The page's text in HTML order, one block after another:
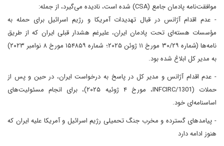
موافقت‌نامه پادمان‌ جامع (CSA) شده است، نادیده می‌گیرد، از جمله:
- عدم اقدام آژانس در قبال تهدیدات آمریکا و رژیم اسرائیل برای حمله به
مؤسسات هسته‌ای تحت پادمان ایران، علیرغم هشدار قبلی ایران که از طریق
نامه‌ها (شماره ۳۰/۲۹ مورخ ۱۱ ژوئن ۲۰۲۵؛ شماره ۱۵۴۸۵۹ مورخ ۸ نوامبر ۲۰۲۳)
به مدیر کل ابلاغ شده بود.
- عدم اقدام آژانس و مدیر کل در پاسخ به درخواست ایران، در حین و پس از
حملات (INFCIRC/1301، مورخ ۴ ژوئیه ۲۰۲۵)، برای انجام مسئولیت‌های
اساسنامه‌ای خود.
- پیامدهای گسترده و مخرب جنگ تحمیلی رژیم اسرائیل و آمریکا علیه ایران که
هنوز ادامه دارد